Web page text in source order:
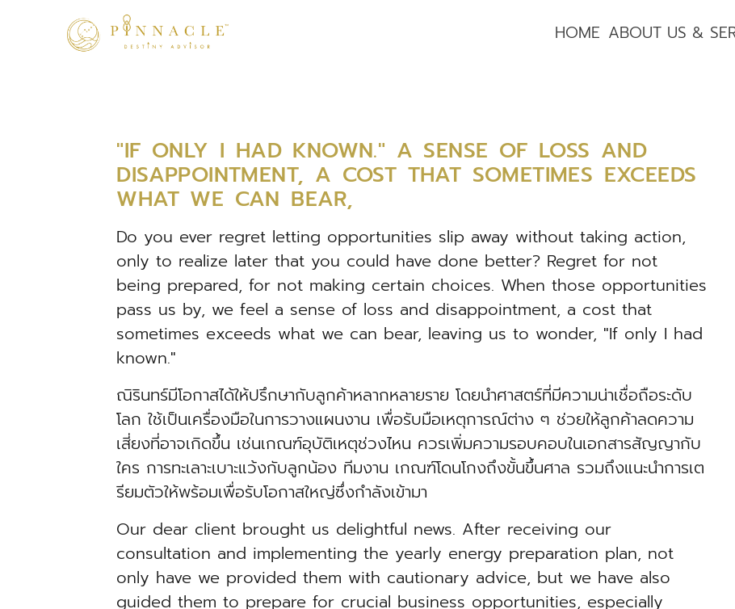
HOME ABOUT US &
"IF ONLY I HAD KNOWN." A SENSE OF LOSS AND
DISAPPOINTMENT, A COST THAT SOMETIMES EXCEEDS
WHAT WE CAN BEAR,
Do you ever regret letting opportunities slip away without taking action,
only to realize later that you could have done better? Regret for not
being prepared, for not making certain choices. When those opportunities
pass us by, we feel a sense of loss and disappointment, a cost that
sometimes exceeds what we can bear, leaving us to wonder, "If only I had
known."
ณิรินทร์มีโอกาสได้ให้ปรึกษากับลูกค้าหลากหลายราย โดยนำศาสตร์ที่มีความน่าเชื่อถือระดับ
โลก ใช้เป็นเครื่องมือในการวางแผนงาน เพื่อรับมือเหตุการณ์ต่าง ๆ ช่วยให้ลูกค้าลดความ
เสี่ยงที่อาจเกิดขึ้น เช่นเกณฑ์อุบัติเหตุช่วงไหน ควรเพิ่มความรอบคอบในเอกสารสัญญากับ
ใคร การทะเลาะเบาะแว้งกับลูกน้อง ทีมงาน เกณฑ์โดนโกงถึงขั้นขึ้นศาล รวมถึงแนะนำการเต
รียมตัวให้พร้อมเพื่อรับโอกาสใหญ่ซึ่งกำลังเข้ามา
Our dear client brought us delightful news. After receiving our
consultation and implementing the yearly energy preparation plan, not
only have we provided them with cautionary advice, but we have also
guided them to prepare for crucial business opportunities, especially